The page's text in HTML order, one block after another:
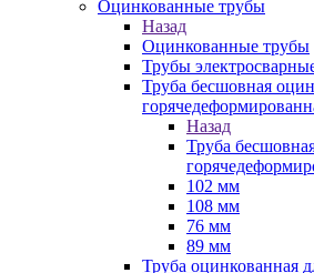
Оцинкованные трубы
Назад
Оцинкованные трубы
Трубы
Труба бесшовная
Назад
Труба
102 мм
108 мм
76 мм
89 мм
Труба оцинкованная